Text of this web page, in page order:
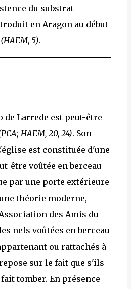
du substrat
en Aragon au début
(HAEM, 5).
de Larrede est peut-être
HAEM, 20, 24). Son
est constituée d'une
être voûtée en berceau
par une porte extérieure
théorie moderne,
des Amis du
nefs voûtées en berceau
ou rattachés à
sur le fait que s'ils
tomber. En présence